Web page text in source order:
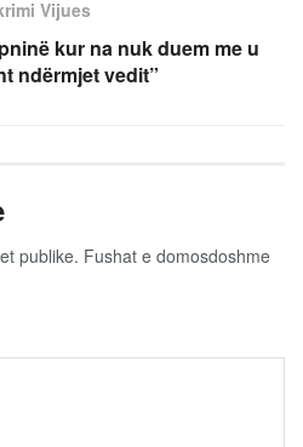
Vijues
kur na nuk duem me u
ndërmjet vedit”
publike. Fushat e domosdoshme